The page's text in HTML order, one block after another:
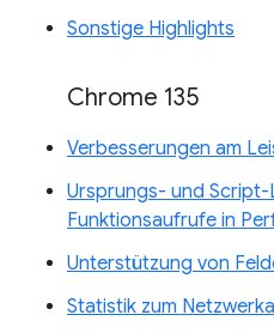
Sonstige Highlights
Chrome 135
Verbesserungen am
Ursprungs- und
Funktionsaufrufe in
Unterstützung von
Statistik zum